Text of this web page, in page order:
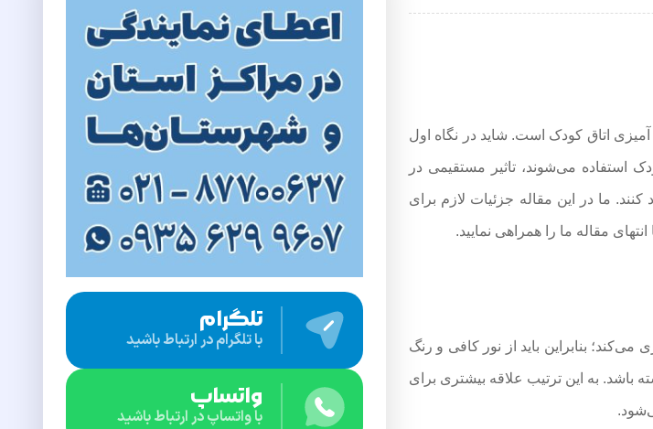
اتاق کودک است. شاید در نگاه اول
استفاده می‌شوند، تاثیر مستقیمی در
ما در این مقاله جزئیات لازم برای
مقاله ما را همراهی نمایید.
بنابراین باید از نور کافی و رنگ
به این ترتیب علاقه بیشتری برای
تلگرام
با تلگرام در ارتباط باشید
واتساپ
با واتساپ در ارتباط باشید